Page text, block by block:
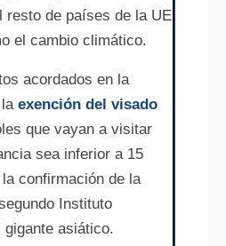
resto de países de la UE
el cambio climático.
acordados en la
exención del visado
que vayan a visitar
sea inferior a 15
confirmación de la
Instituto
gigante asiático.